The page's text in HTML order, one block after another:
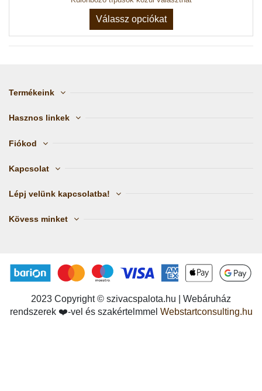
Válassz opciókat
Termékeink
Hasznos linkek
Fiókod
Kapcsolat
Lépj velünk kapcsolatba!
Kövess minket
2023 Copyright © szivacspalota.hu | Webáruház
rendszerek ❤️-vel és szakértelmmel Webstartconsulting.hu